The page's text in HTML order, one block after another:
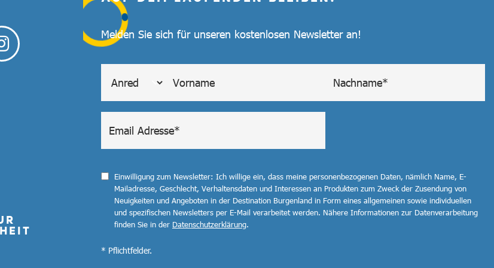
Melden Sie sich für unseren kostenlosen Newsletter an!
Einwilligung zum Newsletter: Ich willige ein, dass meine personenbezogenen Daten, nämlich Name, E-
Mailadresse, Geschlecht, Verhaltensdaten und Interessen an Produkten zum Zweck der Zusendung von
Neuigkeiten und Angeboten in der Destination Burgenland in Form eines allgemeinen sowie individuellen
und spezifischen Newsletters per E-Mail verarbeitet werden. Nähere Informationen zur Datenverarbeitung
finden Sie in der Datenschutzerklärung.
* Pflichtfelder.